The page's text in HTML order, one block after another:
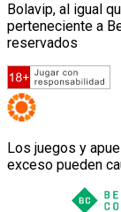
Bolavip, al igual
perteneciente a
reservados
Los juegos y
exceso pueden